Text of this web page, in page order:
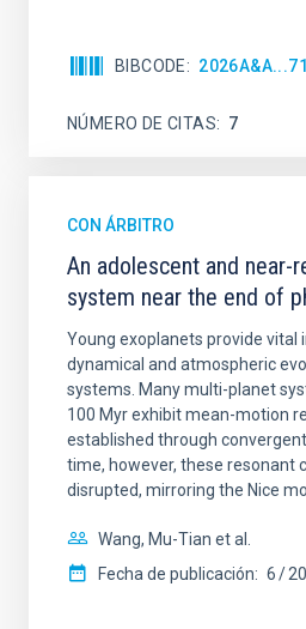
BIBCODE
NÚMERO DE CITAS 7
CON ÁRBITRO
An adolescent and near-
system near the end of
Young exoplanets provide vital
dynamical and atmospheric
systems. Many multi-planet
100 Myr exhibit mean-motion
established through
time, however, these resonant
disrupted, mirroring the Nice
Wang, Mu-Tian et al.
Fecha de publicación: 6